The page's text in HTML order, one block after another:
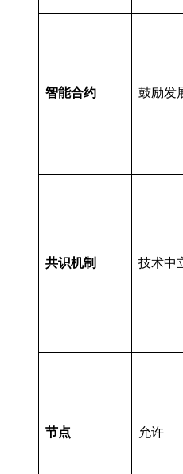
智能合约 鼓励发
共识机制 技术中
节点 允许